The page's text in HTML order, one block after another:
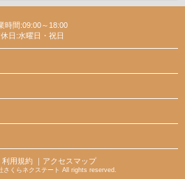
時間:09:00～18:00
休日:水曜日・祝日
利用規約｜ アクセスマップ
さくらネクステート All rights reserved.